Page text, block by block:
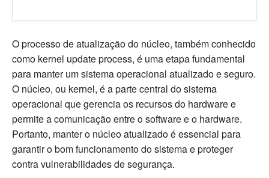
O processo de atualização do núcleo, também conhecido
como kernel update process, é uma etapa fundamental
para manter um sistema operacional atualizado e seguro.
O núcleo, ou kernel, é a parte central do sistema
operacional que gerencia os recursos do hardware e
permite a comunicação entre o software e o hardware.
Portanto, manter o núcleo atualizado é essencial para
garantir o bom funcionamento do sistema e proteger
contra vulnerabilidades de segurança.